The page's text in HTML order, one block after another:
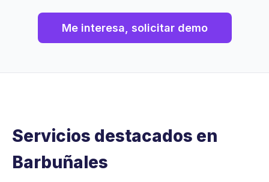
Me interesa, solicitar demo
Servicios destacados en
Barbuñales